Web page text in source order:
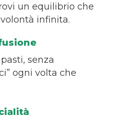
un equilibrio che
infinita.
senza
ogni volta che